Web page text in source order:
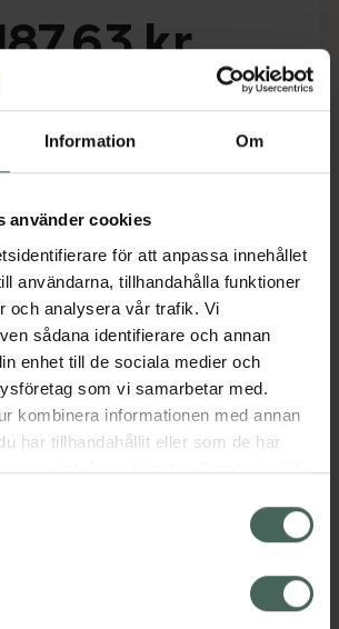
Information Om
använder cookies
för att anpassa innehållet
användarna, tillhandahålla funktioner
och analysera vår trafik. Vi
sådana identifierare och annan
enhet till de sociala medier och
som vi samarbetar med.
kombinera informationen med annan
har tillhandahållit eller som de har
använt deras tjänster. Samtycke till
via webbplatsens
Ett återkallat samtycke påverkar inte
som skett innan återkallelsen.
kr
Köp via ditt recept
Dölj
bipacksedeln innan
FASS Visa